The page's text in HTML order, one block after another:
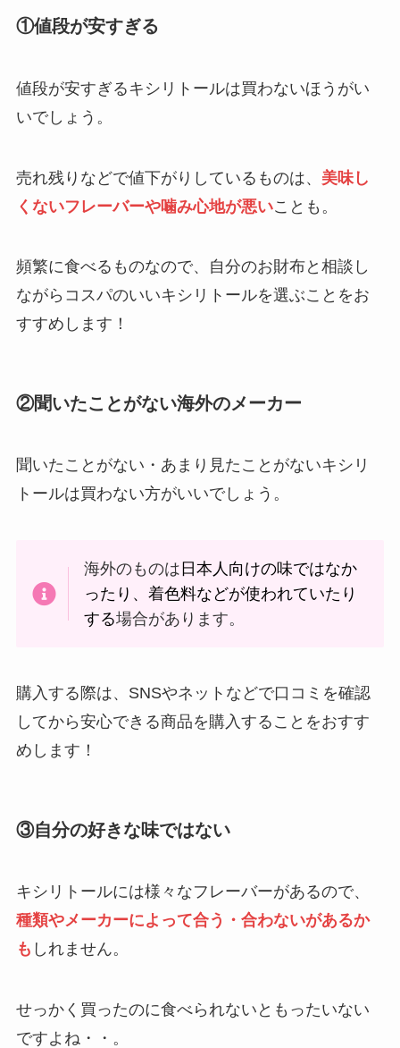
食べてはいけないヨーグルトのメーカーは
ある？買ってはいけない特徴や正しい選び
氷砂糖が体に悪い理由は？危険性やデメリ
買ってはいけないソーダストリームはあ
る？後悔した口コミやコスパのいい商品は
どれ？
飼ってはいけないハムスターの種類はど
れ？理由や後悔した人の口コミを紹介！
買ってはいけないフライパンはある？体に
害のないメーカーやおすすめまとめ！よく
飲んではいけない烏龍茶！体に悪い理由
は？カフェインの量や効果を詳しく紹介！
とどうなる？後悔した人の口コミも紹介！
人の口コミやデメリットを紹介！
買ってよかった美顔器はこれ！おすすめや
①値段が安すぎる
値段が安すぎるキシリトールは買わないほうがい
いでしょう。
売れ残りなどで値下がりしているものは、 美味し
くないフレーバーや噛み心地が悪いことも。
頻繁に食べるものなので、自分のお財布と相談し
ながらコスパのいいキシリトールを選ぶことをお
すすめします！
②聞いたことがない海外のメーカー
聞いたことがない・あまり見たことがないキシリ
トールは買わない方がいいでしょう。
海外のものは 日本人向けの味ではなか
ったり、着色料などが使われていたり
する場合があります。
購入する際は、SNSやネットなどで口コミを確認
してから安心できる商品を購入することをおすす
めします！
③自分の好きな味ではない
キシリトールには様々なフレーバーがあるので、
種類やメーカーによって合う・合わないがあるか
も しれません。
せっかく買ったのに食べられないともったいない
ですよね・・。